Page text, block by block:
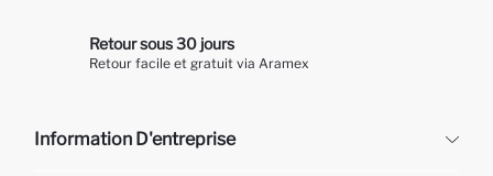
Retour sous 30 jours
Retour facile et gratuit via Aramex
Information D'entreprise